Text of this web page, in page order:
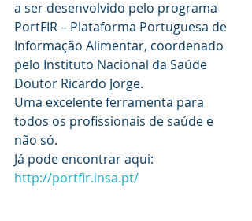
a ser desenvolvido pelo programa
PortFIR – Plataforma Portuguesa de
Informação Alimentar, coordenado
pelo Instituto Nacional da Saúde
Doutor Ricardo Jorge.
Uma excelente ferramenta para
todos os profissionais de saúde e
não só.
Já pode encontrar aqui:
http://portfir.insa.pt/